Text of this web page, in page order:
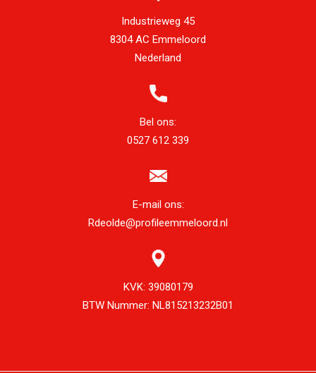
Industrieweg 45
8304 AC Emmeloord
Nederland
Bel ons:
0527 612 339
E-mail ons:
Rdeolde@profileemmeloord.nl
KVK: 39080179
BTW Nummer: NL815213232B01